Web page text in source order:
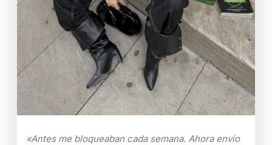
«Antes me bloqueaban cada semana. Ahora envío